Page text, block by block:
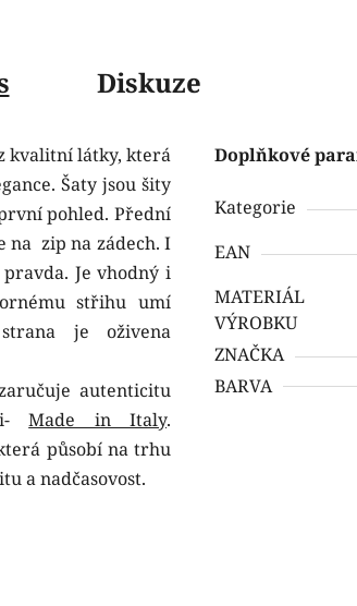
Diskuze
kvalitní látky, která
Šaty jsou šity
pohled. Přední
na zip na zádech. I
Je vhodný i
střihu umí
je oživena
autenticitu
Made in Italy.
působí na trhu
a nadčasovost.
Doplňkové
Kategorie
EAN
MATERIÁL
VÝROBKU
ZNAČKA
BARVA